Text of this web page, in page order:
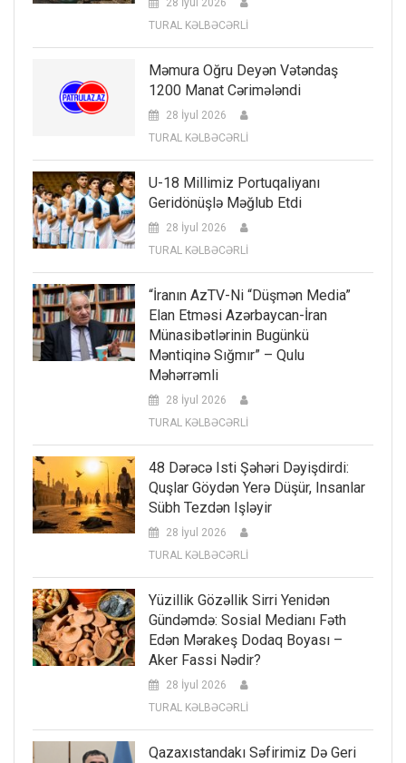
28 İyul 2026
TURAL KƏLBƏCƏRLİ
Məmura Oğru Deyən Vətəndaş
1200 Manat Cərimələndi
28 İyul 2026
TURAL KƏLBƏCƏRLİ
U-18 Millimiz Portuqaliyanı
Geridönüşlə Məğlub Etdi
28 İyul 2026
TURAL KƏLBƏCƏRLİ
“İranın AzTV-Ni “düşmən Media”
Elan Etməsi Azərbaycan-İran
Münasibətlərinin Bugünkü
Məntiqinə Sığmır” – Qulu
Məhərrəmli
28 İyul 2026
TURAL KƏLBƏCƏRLİ
48 Dərəcə Isti Şəhəri Dəyişdirdi:
Quşlar Göydən Yerə Düşür, Insanlar
Sübh Tezdən Işləyir
28 İyul 2026
TURAL KƏLBƏCƏRLİ
Yüzillik Gözəllik Sirri Yenidən
Gündəmdə: Sosial Medianı Fəth
Edən Mərakeş Dodaq Boyası –
Aker Fassi Nədir?
28 İyul 2026
TURAL KƏLBƏCƏRLİ
Qazaxıstandakı Səfirimiz Də Geri